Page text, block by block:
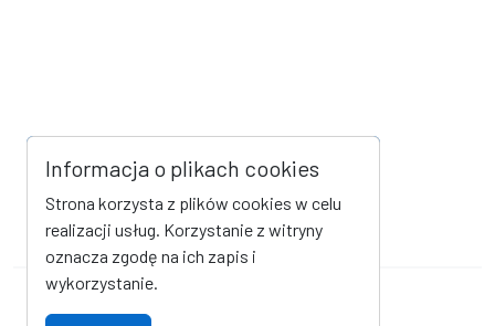
Informacja o plikach cookies
Strona korzysta z plików cookies w celu
realizacji usług. Korzystanie z witryny
oznacza zgodę na ich zapis i
wykorzystanie.